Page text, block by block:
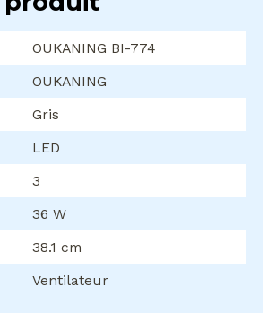
OUKANING BI-774
OUKANING
Gris
LED
3
36 W
38.1 cm
Ventilateur